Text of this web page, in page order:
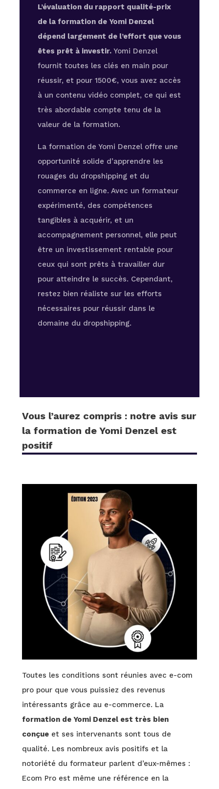
L’évaluation du rapport qualité-prix
de la formation de Yomi Denzel
dépend largement de l’effort que vous
êtes prêt à investir.Yomi Denzel
fournit toutes les clés en main pour
réussir, et pour 1500€, vous avez accès
à un contenu vidéo complet, ce qui est
très abordable compte tenu de la
valeur de la formation.
La formation de Yomi Denzel offre une
opportunité solide d’apprendre les
rouages du dropshipping et du
commerce en ligne. Avec un formateur
expérimenté, des compétences
tangibles à acquérir, et un
accompagnement personnel, elle peut
être un investissement rentable pour
ceux qui sont prêts à travailler dur
pour atteindre le succès. Cependant,
restez bien réaliste sur les efforts
nécessaires pour réussir dans le
domaine du dropshipping.
Vous l’aurez compris : notre avis sur
la formation de Yomi Denzel est
positif
Toutes les conditions sont réunies avec e-com
pro pour que vous puissiez des revenus
intéressants grâce au e-commerce. La
formation de Yomi Denzel est très bien
conçueet ses intervenants sont tous de
qualité. Les nombreux avis positifs et la
notoriété du formateur parlent d’eux-mêmes :
Ecom Pro est même une référence en la